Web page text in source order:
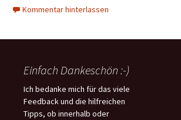
Kommentar hinterlassen
Einfach Dankeschön :-)
Ich bedanke mich für das viele
Feedback und die hilfreichen
Tipps, ob innerhalb oder